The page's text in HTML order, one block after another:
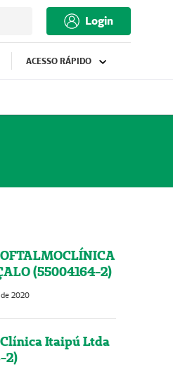
Login
ACESSO RÁPIDO
(55004164-2)
2020
Itaipú Ltda
2)